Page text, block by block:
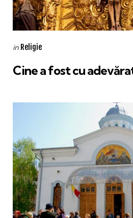
Categories
Posted
in Religie
Cine a fost cu